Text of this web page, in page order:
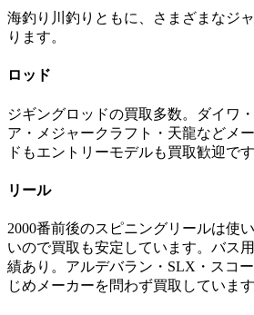
海釣り川釣りともに、さまざまなジ
ります。
ロッド
ジギングロッドの買取多数。ダイワ
ア・メジャークラフト・天龍などメ
ドもエントリーモデルも買取歓迎です
リール
2000番前後のスピニングリールは使
いので買取も安定しています。バス
績あり。アルデバラン・SLX・スコ
じめメーカーを問わず買取しています